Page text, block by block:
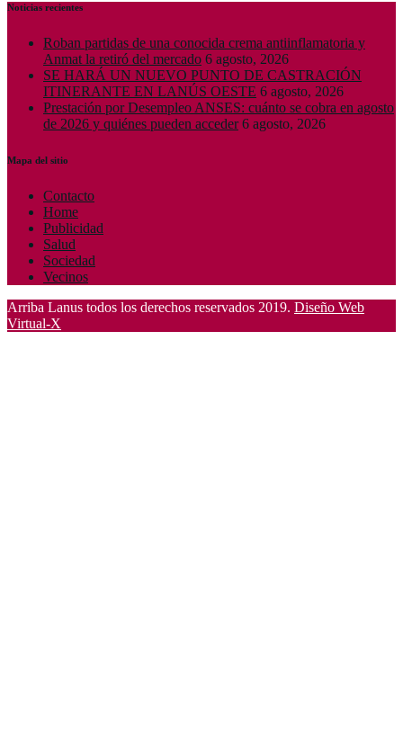
Noticias recientes
Roban partidas de una conocida crema antiinflamatoria y
Anmat la retiró del mercado 6 agosto, 2026
SE HARÁ UN NUEVO PUNTO DE CASTRACIÓN
ITINERANTE EN LANÚS OESTE 6 agosto, 2026
Prestación por Desempleo ANSES: cuánto se cobra en agosto
de 2026 y quiénes pueden acceder 6 agosto, 2026
Mapa del sitio
Contacto
Home
Publicidad
Salud
Sociedad
Vecinos
Arriba Lanus todos los derechos reservados 2019. Diseño Web
Virtual-X